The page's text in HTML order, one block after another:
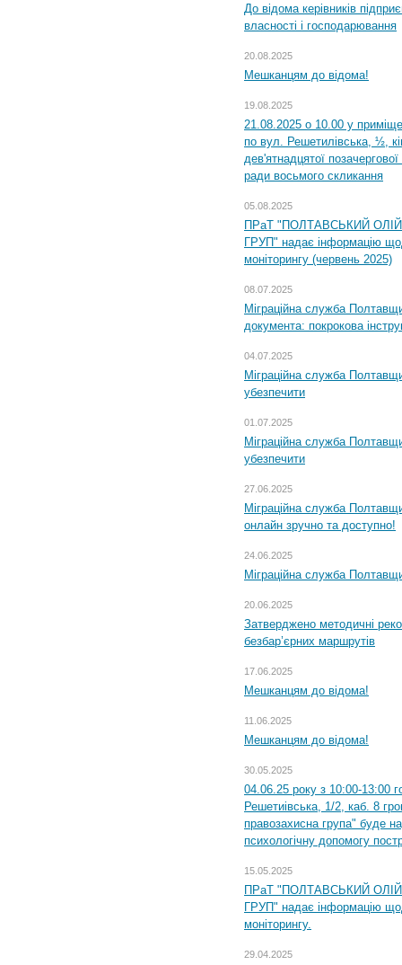
До відома керівників
власності і господарювання
20.08.2025
Мешканцям до відома!
19.08.2025
21.08.2025 о 10.00 у
по вул. Решетилівська, ½,
дев'ятнадцятої
ради восьмого скликання
05.08.2025
ПРаТ "ПОЛТАВСЬКИЙ
ГРУП" надає інформацію
моніторингу (червень 2025)
08.07.2025
Міграційна служба
документа: покрокова
04.07.2025
Міграційна служба
убезпечити
01.07.2025
Міграційна служба
убезпечити
27.06.2025
Міграційна служба
онлайн зручно та доступно!
24.06.2025
Міграційна служба
20.06.2025
Затверджено методичні
безбар’єрних маршрутів
17.06.2025
Мешканцям до відома!
11.06.2025
Мешканцям до відома!
30.05.2025
04.06.25 року з 10:00-13:00
Решетиівська, 1/2, каб. 8
правозахисна група" буде
психологічну допомогу
15.05.2025
ПРаТ "ПОЛТАВСЬКИЙ
ГРУП" надає інформацію
моніторингу.
29.04.2025